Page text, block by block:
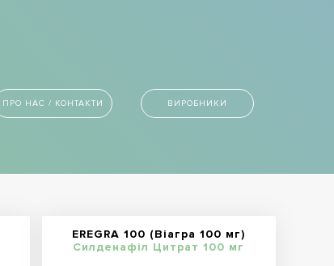
ПРО НАС / КОНТАКТИ ВИРОБНИКИ
EREGRA 100 (Віагра 100 мг)
Силденафіл Цитрат 100 мг